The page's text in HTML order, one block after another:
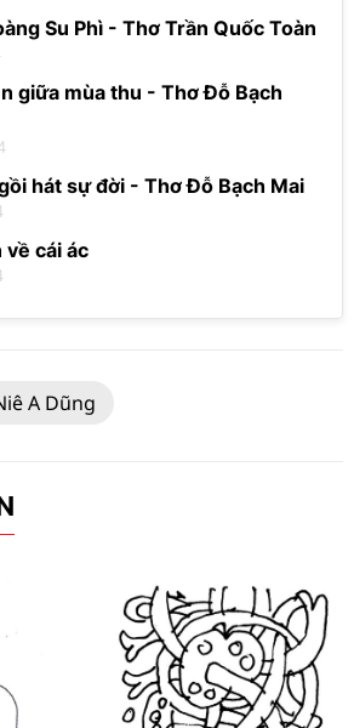
Su Phì - Thơ Trần Quốc Toàn
giữa mùa thu - Thơ Đỗ Bạch
hát sự đời - Thơ Đỗ Bạch Mai
cái ác
A Dũng